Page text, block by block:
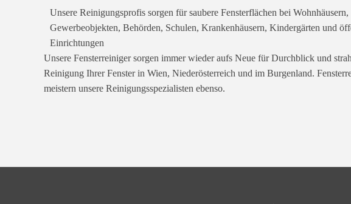
Unsere Reinigungsprofis sorgen für saubere Fensterflächen bei Wohnhäusern,
Gewerbeobjekten, Behörden, Schulen, Krankenhäusern, Kindergärten und
Einrichtungen
Unsere Fensterreiniger sorgen immer wieder aufs Neue für Durchblick und
Reinigung Ihrer Fenster in Wien, Niederösterreich und im Burgenland.
meistern unsere Reinigungsspezialisten ebenso.